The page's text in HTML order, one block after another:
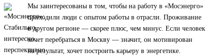
Мы заинтересованы в том, чтобы на работу в «Мосэнерго»
приходили люди с опытом работы в отрасли. Проживание
в другом регионе — скорее плюс, чем минус. Если человек
хочет перебраться в Москву — значит, он мотивирован
на результат, хочет построить карьеру в энергетике.